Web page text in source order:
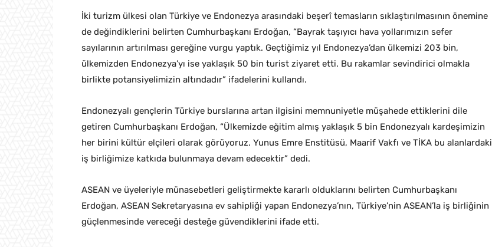
İki turizm ülkesi olan Türkiye ve Endonezya arasındaki beşerî temasların sıklaştırılmasının önemine
de değindiklerini belirten Cumhurbaşkanı Erdoğan, “Bayrak taşıyıcı hava yollarımızın sefer
sayılarının artırılması gereğine vurgu yaptık. Geçtiğimiz yıl Endonezya’dan ülkemizi 203 bin,
ülkemizden Endonezya’yı ise yaklaşık 50 bin turist ziyaret etti. Bu rakamlar sevindirici olmakla
birlikte potansiyelimizin altındadır” ifadelerini kullandı.
Endonezyalı gençlerin Türkiye burslarına artan ilgisini memnuniyetle müşahede ettiklerini dile
getiren Cumhurbaşkanı Erdoğan, “Ülkemizde eğitim almış yaklaşık 5 bin Endonezyalı kardeşimizin
her birini kültür elçileri olarak görüyoruz. Yunus Emre Enstitüsü, Maarif Vakfı ve TİKA bu alanlardaki
iş birliğimize katkıda bulunmaya devam edecektir” dedi.
ASEAN ve üyeleriyle münasebetleri geliştirmekte kararlı olduklarını belirten Cumhurbaşkanı
Erdoğan, ASEAN Sekretaryasına ev sahipliği yapan Endonezya’nın, Türkiye’nin ASEAN’la iş birliğinin
güçlenmesinde vereceği desteğe güvendiklerini ifade etti.